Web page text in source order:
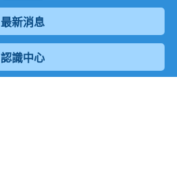
最新消息
認識中心